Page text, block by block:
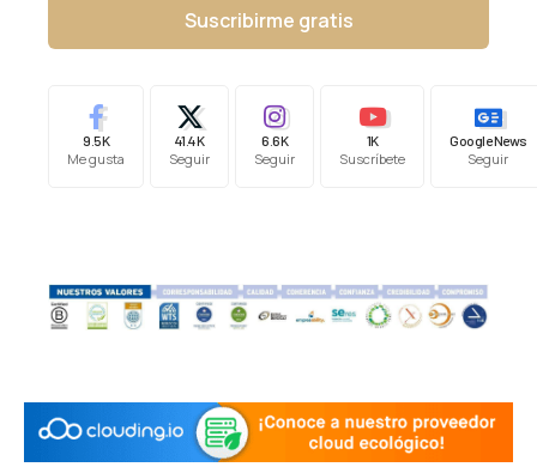
Suscribirme gratis
9.5K
Me gusta
41.4K
Seguir
6.6K
Seguir
1K
Suscríbete
Google News
Seguir